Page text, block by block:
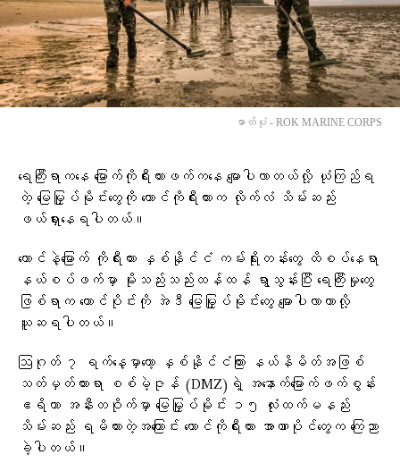
ဓာတ်ပုံ - ROK MARINE CORPS
ရေကြီးရာကနေ မြောက်ကိုရီးယားဖက်ကနေ မျောပါလာတယ်လို့ ယုံကြည်ရ
တဲ့ မြေမြှုပ်မိုင်းတွေကို တောင်ကိုရီးယားက လိုက်လံ သိမ်းဆည်း
ဖယ်ရှားနေရပါတယ်။
တောင်နဲ့မြောက် ကိုရီးယား နှစ်နိုင်ငံ ကမ်းရိုးတန်းတွေ ထိစပ်နေရာ
နယ်စပ်ဖက်မှာ မိုးသည်းသည်းထန်ထန် ရွာသွန်းပြီး ရေကြီးမှုတွေ
ဖြစ်ရာက တောင်ပိုင်းကို အဲဒီ မြေမြှုပ်မိုင်းတွေ မျောပါလာတာလို့
ယူဆရပါတယ်။
ဩဂုတ် ၇ ရက်နေ့မှာတော့ နှစ်နိုင်ငံကြား နယ်နိမိတ်အဖြစ်
သတ်မှတ်ထားရာ စစ်မဲ့ဇုန် (DMZ)ရဲ့ အနောက်မြောက်ဖက်စွန်း
ဧရိယာ အနီးတဝိုက်မှာ မြေမြှုပ်မိုင်း ၁၅ လုံးထက်မနည်း
သိမ်းဆည်း ရမိထားတဲ့အကြောင်း တောင်ကိုရီးယား အာဏာပိုင်တွေက ကြေညာ
ခဲ့ပါတယ်။